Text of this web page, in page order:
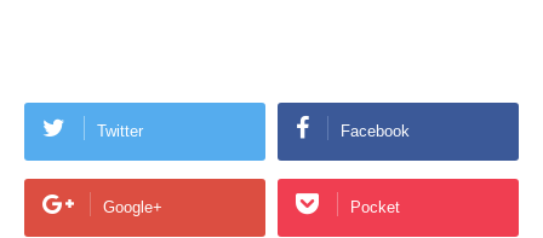
Twitter Facebook
Google+ Pocket